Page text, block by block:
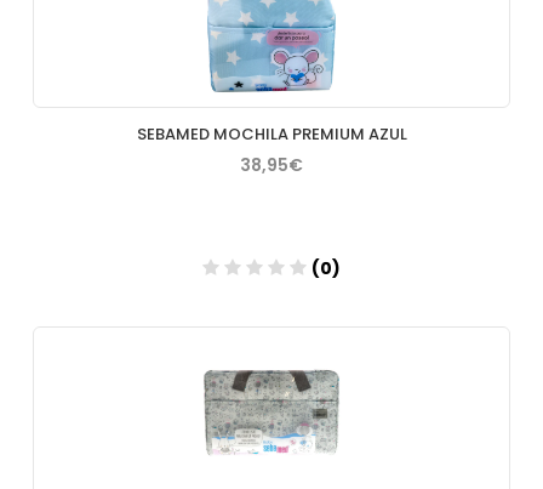
SEBAMED MOCHILA PREMIUM AZUL
38,95€
(0)